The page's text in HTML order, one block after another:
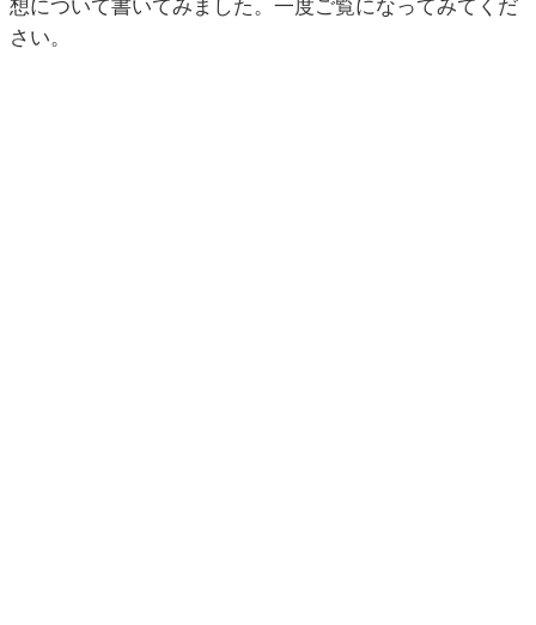
想について書いてみました。一度ご覧になってみてくだ
さい。